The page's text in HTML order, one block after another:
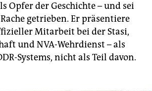
Opfer der Geschichte – und sei
getrieben. Er präsentiere
Mitarbeit bei der Stasi,
und NVA-Wehrdienst – als
Systems, nicht als Teil davon.